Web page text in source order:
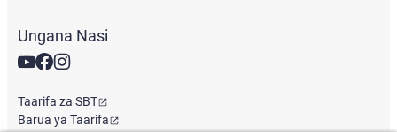
Ungana Nasi
Taarifa za SBT
Barua ya Taarifa